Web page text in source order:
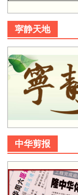
寜静天地
中华剪报